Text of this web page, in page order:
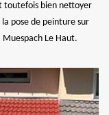
toutefois bien nettoyer
pose de peinture sur
Le Haut.